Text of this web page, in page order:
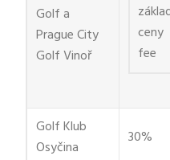
Golf a
Prague City
Golf Vinoř
ceny
fee
Golf Klub
Osyčina
30%